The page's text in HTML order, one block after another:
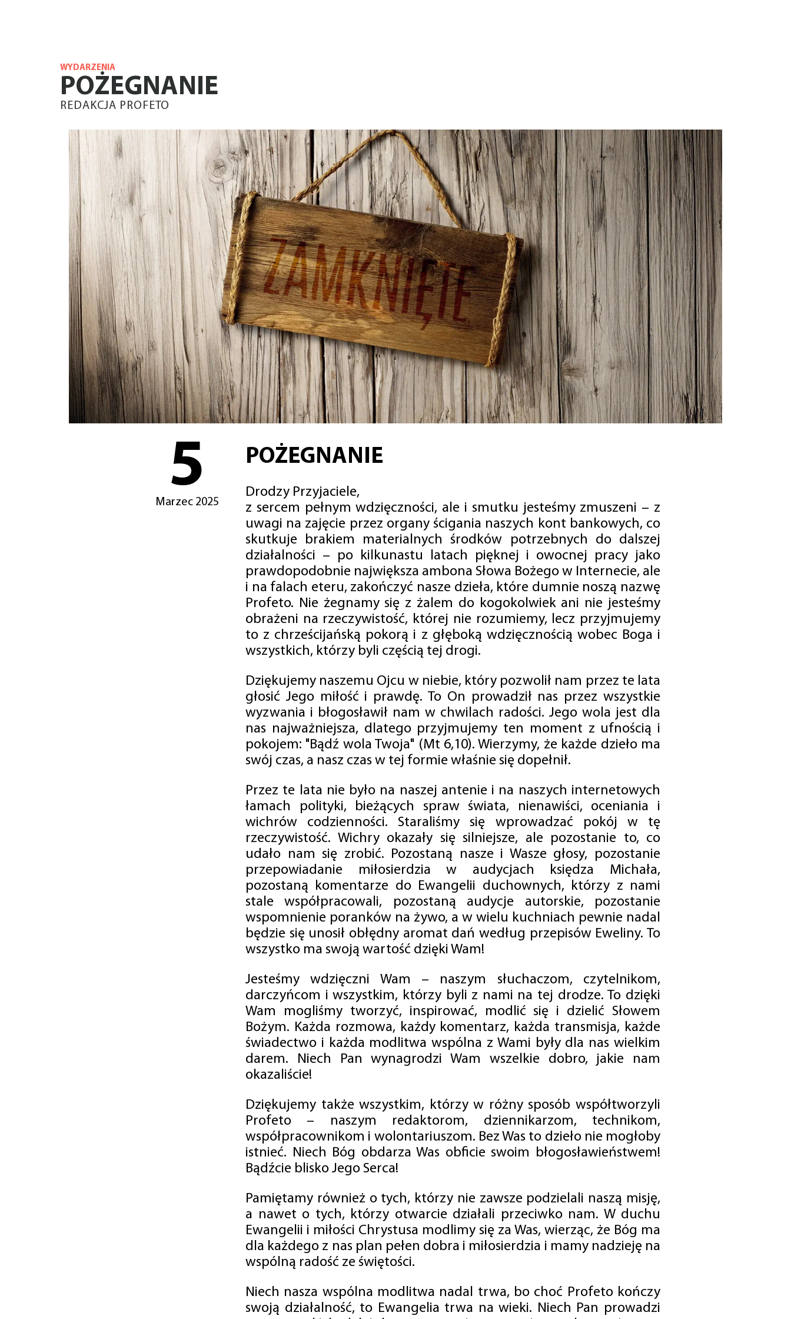
WYDARZENIA
POŻEGNANIE
REDAKCJA PROFETO
5
Marzec 2025
POŻEGNANIE
Drodzy Przyjaciele,
z sercem pełnym wdzięczności, ale i smutku jesteśmy zmuszeni – z
uwagi na zajęcie przez organy ścigania naszych kont bankowych, co
skutkuje brakiem materialnych środków potrzebnych do dalszej
działalności – po kilkunastu latach pięknej i owocnej pracy jako
prawdopodobnie największa ambona Słowa Bożego w Internecie, ale
i na falach eteru, zakończyć nasze dzieła, które dumnie noszą nazwę
Profeto. Nie żegnamy się z żalem do kogokolwiek ani nie jesteśmy
obrażeni na rzeczywistość, której nie rozumiemy, lecz przyjmujemy
to z chrześcijańską pokorą i z głęboką wdzięcznością wobec Boga i
wszystkich, którzy byli częścią tej drogi.
Dziękujemy naszemu Ojcu w niebie, który pozwolił nam przez te lata
głosić Jego miłość i prawdę. To On prowadził nas przez wszystkie
wyzwania i błogosławił nam w chwilach radości. Jego wola jest dla
nas najważniejsza, dlatego przyjmujemy ten moment z ufnością i
pokojem: "Bądź wola Twoja" (Mt 6,10). Wierzymy, że każde dzieło ma
swój czas, a nasz czas w tej formie właśnie się dopełnił.
Przez te lata nie było na naszej antenie i na naszych internetowych
łamach polityki, bieżących spraw świata, nienawiści, oceniania i
wichrów codzienności. Staraliśmy się wprowadzać pokój w tę
rzeczywistość. Wichry okazały się silniejsze, ale pozostanie to, co
udało nam się zrobić. Pozostaną nasze i Wasze głosy, pozostanie
przepowiadanie miłosierdzia w audycjach księdza Michała,
pozostaną komentarze do Ewangelii duchownych, którzy z nami
stale współpracowali, pozostaną audycje autorskie, pozostanie
wspomnienie poranków na żywo, a w wielu kuchniach pewnie nadal
będzie się unosił obłędny aromat dań według przepisów Eweliny. To
wszystko ma swoją wartość dzięki Wam!
Jesteśmy wdzięczni Wam – naszym słuchaczom, czytelnikom,
darczyńcom i wszystkim, którzy byli z nami na tej drodze. To dzięki
Wam mogliśmy tworzyć, inspirować, modlić się i dzielić Słowem
Bożym. Każda rozmowa, każdy komentarz, każda transmisja, każde
świadectwo i każda modlitwa wspólna z Wami były dla nas wielkim
darem. Niech Pan wynagrodzi Wam wszelkie dobro, jakie nam
okazaliście!
Dziękujemy także wszystkim, którzy w różny sposób współtworzyli
Profeto – naszym redaktorom, dziennikarzom, technikom,
współpracownikom i wolontariuszom. Bez Was to dzieło nie mogłoby
istnieć. Niech Bóg obdarza Was obficie swoim błogosławieństwem!
Bądźcie blisko Jego Serca!
Pamiętamy również o tych, którzy nie zawsze podzielali naszą misję,
a nawet o tych, którzy otwarcie działali przeciwko nam. W duchu
Ewangelii i miłości Chrystusa modlimy się za Was, wierząc, że Bóg ma
dla każdego z nas plan pełen dobra i miłosierdzia i mamy nadzieję na
wspólną radość ze świętości.
Niech nasza wspólna modlitwa nadal trwa, bo choć Profeto kończy
swoją działalność, to Ewangelia trwa na wieki. Niech Pan prowadzi